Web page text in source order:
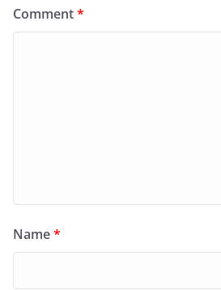
Comment*
Name*